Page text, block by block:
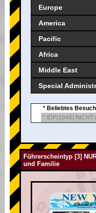
Europe
America
Pacific
Africa
Middle East
Special
* Beliebtes
* IDP(1949) NICHT
Führerscheintyp [3]
und Familie